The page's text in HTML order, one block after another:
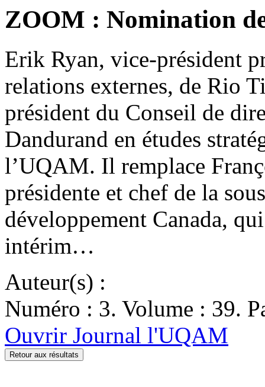
ZOOM : Nomination
Erik Ryan, vice-président
relations externes, de Rio
président du Conseil de
Dandurand en études
l’UQAM. Il remplace
présidente et chef de la
développement Canada,
intérim…
Auteur(s) :
Numéro : 3. Volume : 39.
Ouvrir Journal l'UQAM
Retour aux résultats